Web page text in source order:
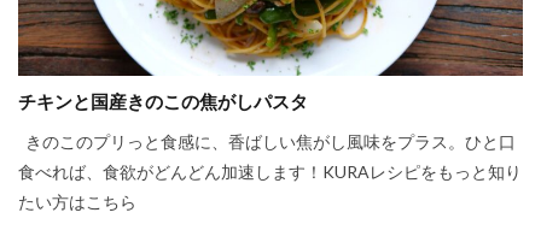
チキンと国産きのこの焦がしパスタ
きのこのプリっと食感に、香ばしい焦がし風味をプラス。ひと口
食べれば、食欲がどんどん加速します！KURAレシピをもっと知り
たい方はこちら